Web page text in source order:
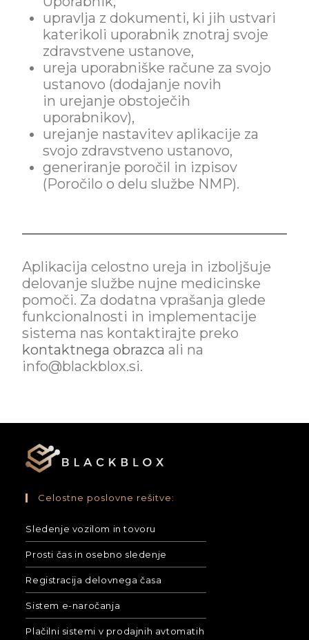
upravlja z dokumenti, ki jih ustvari
katerikoli uporabnik znotrajsvoje
zdravstvene ustanove,
ureja uporabniške račune za svojo
ustanovo (dodajanje novih
in urejanje obstoječih
uporabnikov),
urejanje nastavitev aplikacije za
svojo zdravstveno ustanovo,
generiranje poročil in izpisov
(Poročilo o delu službe NMP).
Aplikacija celostno ureja in izboljšuje
delovanje službe nujne medicinske
pomoči. Za dodatna vprašanja glede
funkcionalnosti in implementacije
sistema nas kontaktirajte preko
kontaktnega obrazca ali na
info@blackblox.si.
Celostne poslovne rešitve:
Sledenje vozilom in tovoru
Prosti čas in osebno sledenje
Registracija delovnega časa
Sistem e-naročanja
Plačilni sistemi v prodajnih avtomatih